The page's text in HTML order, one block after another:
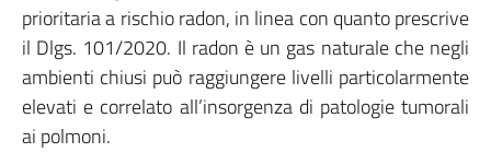
prioritaria a rischio radon, in linea con quanto prescrive
il Dlgs. 101/2020. Il radon è un gas naturale che negli
ambienti chiusi può raggiungere livelli particolarmente
elevati e correlato all’insorgenza di patologie tumorali
ai polmoni.